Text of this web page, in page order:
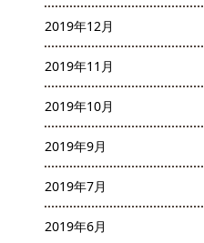
2019年12月
2019年11月
2019年10月
2019年9月
2019年7月
2019年6月